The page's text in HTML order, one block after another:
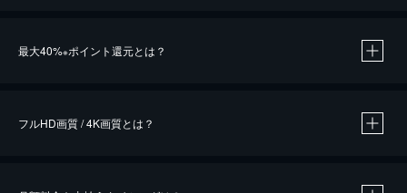
最大40%※ポイント還元とは？
フルHD画質 / 4K画質とは？